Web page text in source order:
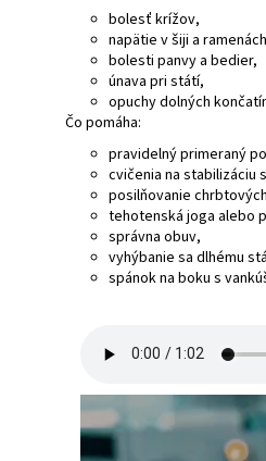
bolesť krížov,
napätie v šiji a
bolesti panvy a bedier,
únava pri státí,
opuchy dolných
Čo pomáha:
pravidelný primeraný
cvičenia na stabilizáciu
posilňovanie
tehotenská joga alebo
správna obuv,
vyhýbanie sa dlhému
spánok na boku s
HĽADAŤ